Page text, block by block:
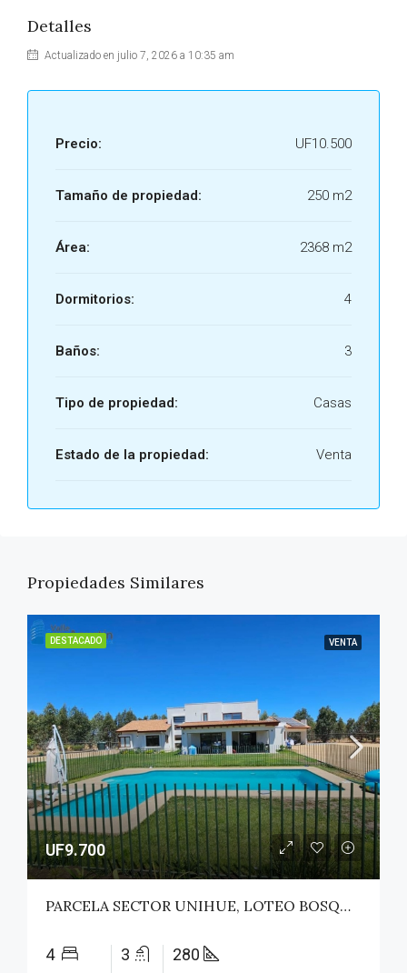
Detalles
Actualizado en julio 7, 2026 a 10:35 am
Precio: UF10.500
Tamaño de propiedad: 250 m2
Área: 2368 m2
Dormitorios: 4
Baños: 3
Tipo de propiedad: Casas
Estado de la propiedad: Venta
Propiedades Similares
DESTACADO VENTA
UF9.700
PARCELA SECTOR UNIHUE, LOTEO BOSQUES DEL VALLE – MAULE
4 3 280